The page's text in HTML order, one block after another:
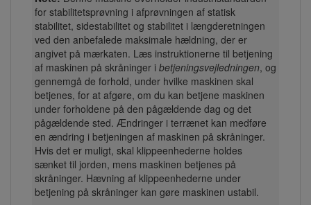
for stabilitetsprøvning i afprøvningen af statisk
stabilitet, sidestabilitet og stabilitet i længderetningen
ved den anbefalede maksimale hældning, der er
angivet på mærkaten. Læs instruktionerne til betjening
af maskinen på skråninger i betjeningsvejledningen, og
gennemgå de forhold, under hvilke maskinen skal
betjenes, for at afgøre, om du kan betjene maskinen
under forholdene på den pågældende dag og det
pågældende sted. Ændringer i terrænet kan medføre
en ændring i betjeningen af maskinen på skråninger.
Hvis det er muligt, skal klippeenhederne holdes
sænket til jorden, mens maskinen betjenes på
skråninger. Hævning af klippeenhederne under
betjening på skråninger kan gøre maskinen ustabil.